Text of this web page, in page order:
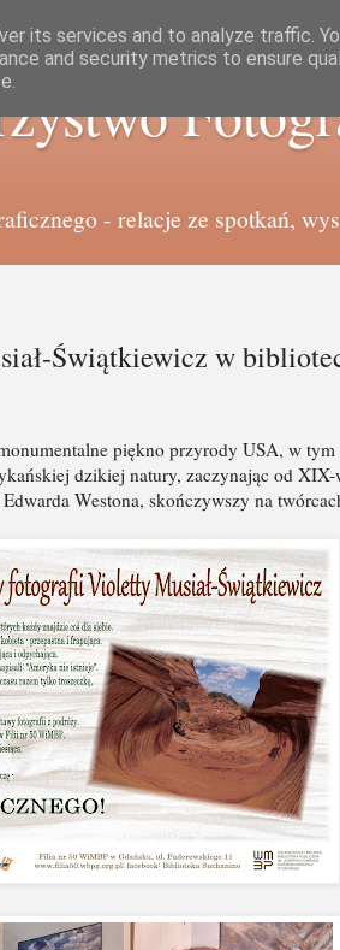
- relacje ze spotkań,
Świątkiewicz w
piękno przyrody USA, w
dzikiej natury, zaczynając od
Westona, skończywszy na
its services and to analyze traffic.
and security metrics to ensure